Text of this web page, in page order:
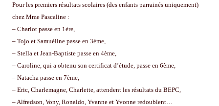
Pour les premiers résultats scolaires (des enfants parrainés uniquement)
chez Mme Pascaline :
– Charlot passe en 1ère,
– Tojo et Samuéline passe en 3ème,
– Stella et Jean-Baptiste passe en 4ème,
– Caroline, qui a obtenu son certificat d’étude, passe en 6ème,
– Natacha passe en 7ème,
– Eric, Charlemagne, Charlette, attendent les résultats du BEPC,
– Alfredson, Vony, Ronaldo, Yvanne et Yvonne redoublent…